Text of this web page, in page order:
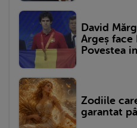
David
Argeș face
Povestea
Zodiile
garantat